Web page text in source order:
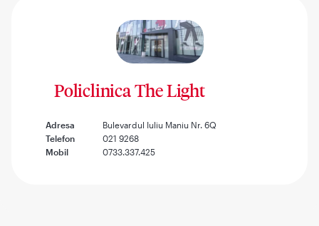
Policlinica The Light
Adresa
Bulevardul Iuliu Maniu Nr. 6Q
Telefon
021 9268
Mobil
0733.337.425